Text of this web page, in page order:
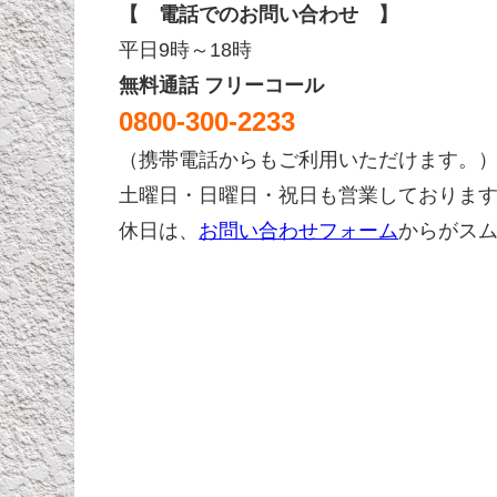
【 電話でのお問い合わせ 】
平日9時～18時
無料通話 フリーコール
0800-300-2233
（携帯電話からもご利用いただけます。）
土曜日・日曜日・祝日も営業しております
休日は、 お問い合わせフォームからがス